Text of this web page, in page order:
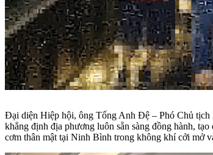
Đại diện Hiệp hội, ông Tống Anh Đệ – Phó Chủ tịch
khẳng định địa phương luôn sẵn sàng đồng hành,
cơm thân mật tại Ninh Bình trong không khí cởi mở